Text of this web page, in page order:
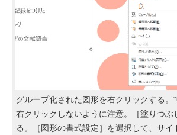
グループ化された図形を右クリックする。
右クリックしないように注意。［塗りつぶ
る。［図形の書式設定］を選択して、サイ